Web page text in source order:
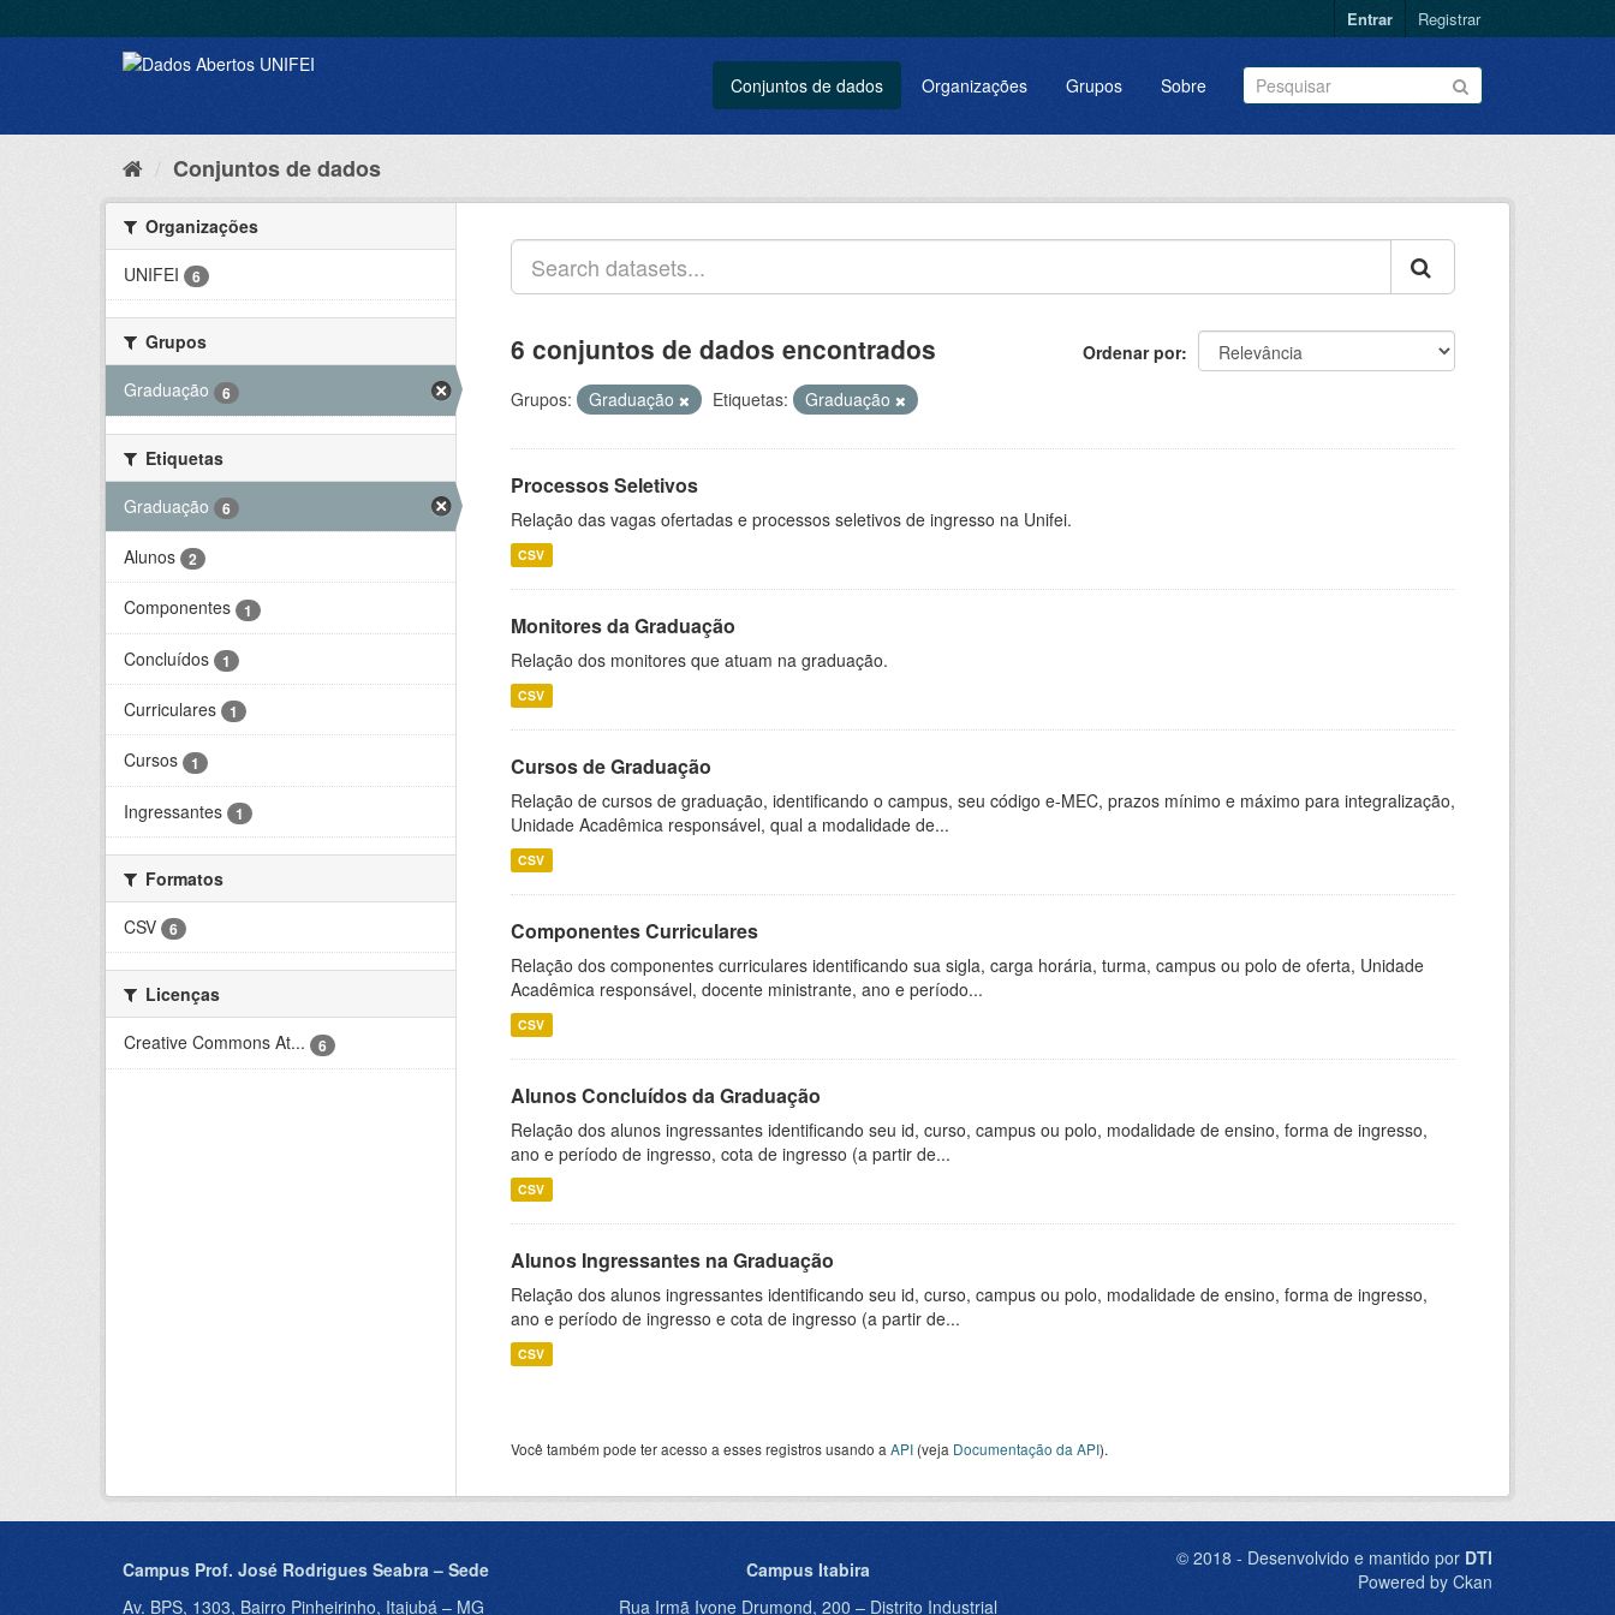
Entrar Registrar
Conjuntos de dados Organizações Grupos Sobre
Conjuntos de dados
Organizações
UNIFEI
6
Grupos
Graduação
6
Etiquetas
Graduação
6
Alunos 2
Componentes 1
Concluídos 1
Curriculares 1
Cursos 1
Ingressantes 1
Formatos
CSV
6
Licenças
Creative Commons At...
6
Ordenar por
6 conjuntos de dados encontrados
Grupos: Graduação Etiquetas: Graduação
Processos Seletivos
Relação das vagas ofertadas e processos seletivos de ingresso na Unifei.
CSV
Monitores da Graduação
Relação dos monitores que atuam na graduação.
CSV
Cursos de Graduação
Relação de cursos de graduação, identificando o campus, seu código e-MEC, prazos mínimo e máximo para integralização,
Unidade Acadêmica responsável, qual a modalidade de...
CSV
Componentes Curriculares
Relação dos componentes curriculares identificando sua sigla, carga horária, turma, campus ou polo de oferta, Unidade
Acadêmica responsável, docente ministrante, ano e período...
CSV
Alunos Concluídos da Graduação
Relação dos alunos ingressantes identificando seu id, curso, campus ou polo, modalidade de ensino, forma de ingresso,
ano e período de ingresso, cota de ingresso (a partir de...
CSV
Alunos Ingressantes na Graduação
Relação dos alunos ingressantes identificando seu id, curso, campus ou polo, modalidade de ensino, forma de ingresso,
ano e período de ingresso e cota de ingresso (a partir de...
CSV
Você também pode ter acesso a esses registros usando a API (veja Documentação da API).
Campus Prof. José Rodrigues Seabra – Sede
Av. BPS, 1303, Bairro Pinheirinho, Itajubá – MG
Campus Itabira
Rua Irmã Ivone Drumond, 200 – Distrito Industrial
© 2018 - Desenvolvido e mantido por DTI
Powered by Ckan